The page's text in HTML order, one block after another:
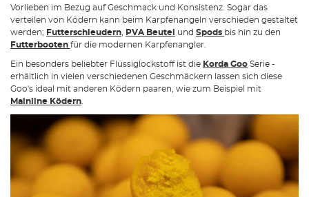
Vorlieben im Bezug auf Geschmack und Konsistenz. Sogar das
verteilen von Ködern kann beim Karpfenangeln verschieden gestaltet
werden; Futterschleudern PVA Beutel und Spods bis hin zu den
Futterbooten für die modernen Karpfenangler.
Ein besonders beliebter Flüssiglockstoff ist die Korda Goo Serie -
erhältlich in vielen verschiedenen Geschmäckern lassen sich diese
Goo's ideal mit anderen Ködern paaren, wie zum Beispiel mit
Mainline Ködern